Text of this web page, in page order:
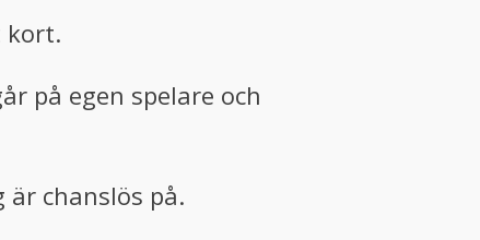
kort.
på egen spelare och
chanslös på.